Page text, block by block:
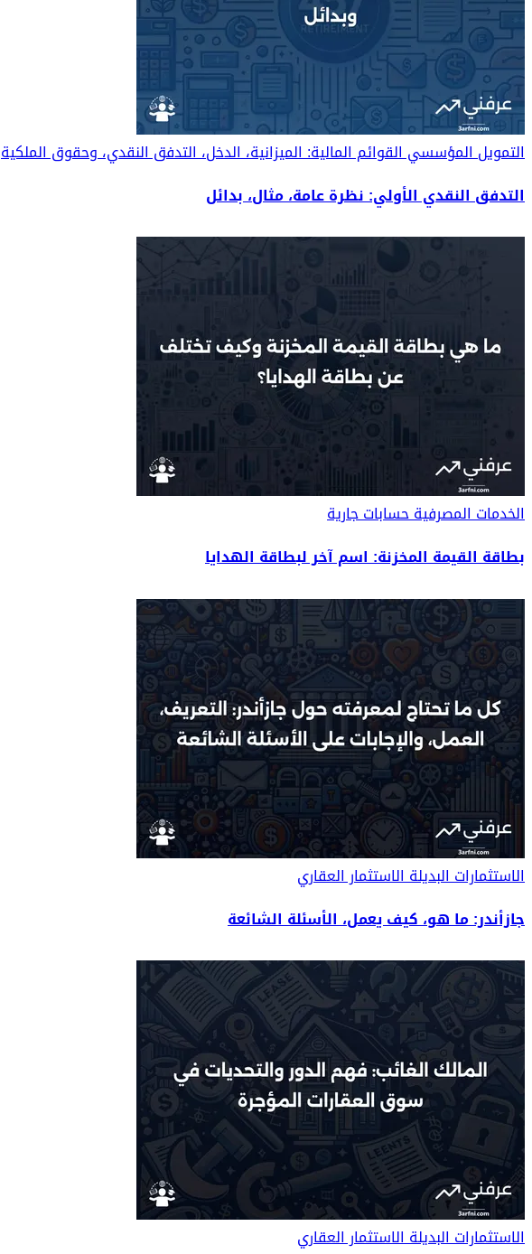
التمويل المؤسسيالقوائم المالية: الميزانية، الدخل، التدفق النقدي، وحقوق الملكية
التدفق النقدي الأولي: نظرة عامة، مثال، بدائل
الخدمات المصرفيةحسابات جارية
بطاقة القيمة المخزنة: اسم آخر لبطاقة الهدايا
الاستثمارات البديلةالاستثمار العقاري
جازأندر: ما هو، كيف يعمل، الأسئلة الشائعة
الاستثمارات البديلةالاستثمار العقاري